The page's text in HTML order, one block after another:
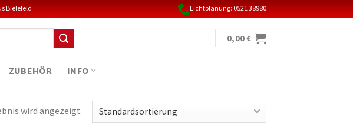
Bielefeld Lichtplanung: 0521 38980
0,00€
ZUBEHÖR INFO
wird angezeigt